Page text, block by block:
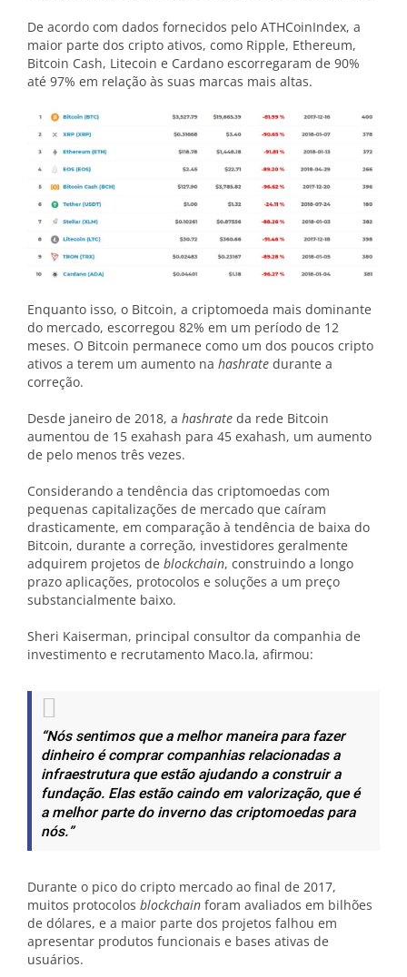
De acordo com dados fornecidos pelo ATHCoinIndex, a
maior parte dos cripto ativos, como Ripple, Ethereum,
Bitcoin Cash, Litecoin e Cardano escorregaram de 90%
até 97% em relação às suas marcas mais altas.
Enquanto isso, o Bitcoin, a criptomoeda mais dominante
do mercado, escorregou 82% em um período de 12
meses. O Bitcoin permanece como um dos poucos cripto
ativos a terem um aumento na hashrate durante a
correção.
Desde janeiro de 2018, a hashrate da rede Bitcoin
aumentou de 15 exahash para 45 exahash, um aumento
de pelo menos três vezes.
Considerando a tendência das criptomoedas com
pequenas capitalizações de mercado que caíram
drasticamente, em comparação à tendência de baixa do
Bitcoin, durante a correção, investidores geralmente
adquirem projetos de blockchain, construindo a longo
prazo aplicações, protocolos e soluções a um preço
substancialmente baixo.
Sheri Kaiserman, principal consultor da companhia de
investimento e recrutamento Maco.la, afirmou:
“Nós sentimos que a melhor maneira para fazer
dinheiro é comprar companhias relacionadas a
infraestrutura que estão ajudando a construir a
fundação. Elas estão caindo em valorização, que é
a melhor parte do inverno das criptomoedas para
nós.”
Durante o pico do cripto mercado ao final de 2017,
muitos protocolos blockchain foram avaliados em bilhões
de dólares, e a maior parte dos projetos falhou em
apresentar produtos funcionais e bases ativas de
usuários.